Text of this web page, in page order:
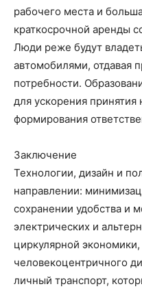
рабочего места и
краткосрочной аренды
Люди реже будут
автомобилями, отдавая
потребности.
для ускорения принятия
формирования
Заключение
Технологии, дизайн и
направлении:
сохранении удобства и
электрических и
циркулярной
человекоцентричного
личный транспорт,